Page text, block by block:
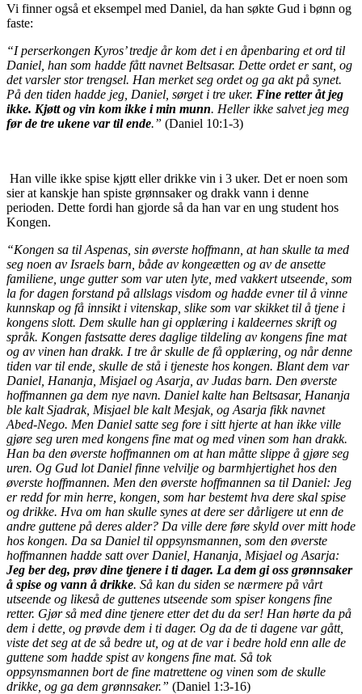
Vi finner også et eksempel med Daniel, da han søkte Gud i bønn og
faste:
“I perserkongen Kyros’ tredje år kom det i en åpenbaring et ord til
Daniel, han som hadde fått navnet Beltsasar. Dette ordet er sant, og
det varsler stor trengsel. Han merket seg ordet og ga akt på synet.
På den tiden hadde jeg, Daniel, sørget i tre uker. Fine retter åt jeg
ikke. Kjøtt og vin kom ikke i min munn. Heller ikke salvet jeg meg
før de tre ukene var til ende.” (Daniel 10:1-3)
Han ville ikke spise kjøtt eller drikke vin i 3 uker. Det er noen som
sier at kanskje han spiste grønnsaker og drakk vann i denne
perioden. Dette fordi han gjorde så da han var en ung student hos
Kongen.
“Kongen sa til Aspenas, sin øverste hoffmann, at han skulle ta med
seg noen av Israels barn, både av kongeætten og av de ansette
familiene, unge gutter som var uten lyte, med vakkert utseende, som
la for dagen forstand på allslags visdom og hadde evner til å vinne
kunnskap og få innsikt i vitenskap, slike som var skikket til å tjene i
kongens slott. Dem skulle han gi opplæring i kaldeernes skrift og
språk. Kongen fastsatte deres daglige tildeling av kongens fine mat
og av vinen han drakk. I tre år skulle de få opplæring, og når denne
tiden var til ende, skulle de stå i tjeneste hos kongen. Blant dem var
Daniel, Hananja, Misjael og Asarja, av Judas barn. Den øverste
hoffmannen ga dem nye navn. Daniel kalte han Beltsasar, Hananja
ble kalt Sjadrak, Misjael ble kalt Mesjak, og Asarja fikk navnet
Abed-Nego. Men Daniel satte seg fore i sitt hjerte at han ikke ville
gjøre seg uren med kongens fine mat og med vinen som han drakk.
Han ba den øverste hoffmannen om at han måtte slippe å gjøre seg
uren. Og Gud lot Daniel finne velvilje og barmhjertighet hos den
øverste hoffmannen. Men den øverste hoffmannen sa til Daniel: Jeg
er redd for min herre, kongen, som har bestemt hva dere skal spise
og drikke. Hva om han skulle synes at dere ser dårligere ut enn de
andre guttene på deres alder? Da ville dere føre skyld over mitt hode
hos kongen. Da sa Daniel til oppsynsmannen, som den øverste
hoffmannen hadde satt over Daniel, Hananja, Misjael og Asarja:
Jeg ber deg, prøv dine tjenere i ti dager. La dem gi oss grønnsaker
å spise og vann å drikke. Så kan du siden se nærmere på vårt
utseende og likeså de guttenes utseende som spiser kongens fine
retter. Gjør så med dine tjenere etter det du da ser! Han hørte da på
dem i dette, og prøvde dem i ti dager. Og da de ti dagene var gått,
viste det seg at de så bedre ut, og at de var i bedre hold enn alle de
guttene som hadde spist av kongens fine mat. Så tok
oppsynsmannen bort de fine matrettene og vinen som de skulle
drikke, og ga dem grønnsaker.” (Daniel 1:3-16)